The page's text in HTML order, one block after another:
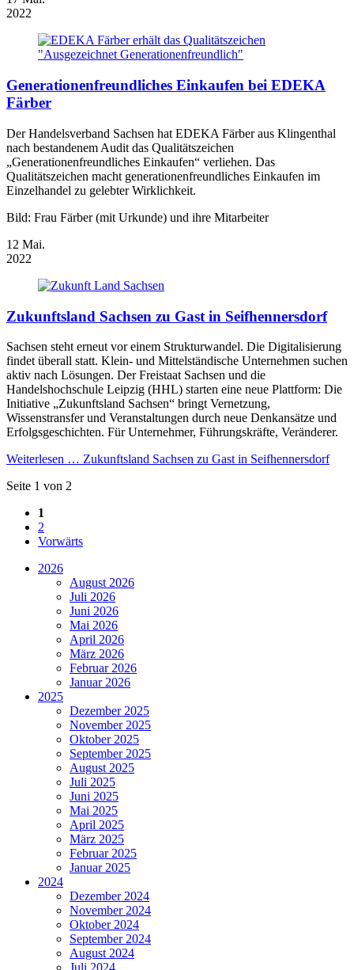
2022
Generationenfreundliches Einkaufen bei EDEKA
Färber
Der Handelsverband Sachsen hat EDEKA Färber aus Klingenthal
nach bestandenem Audit das Qualitätszeichen
„Generationenfreundliches Einkaufen“ verliehen. Das
Qualitätszeichen macht generationenfreundliches Einkaufen im
Einzelhandel zu gelebter Wirklichkeit.
Bild: Frau Färber (mit Urkunde) und ihre Mitarbeiter
12 Mai.
2022
Zukunftsland Sachsen zu Gast in Seifhennersdorf
Sachsen steht erneut vor einem Strukturwandel. Die Digitalisierung
findet überall statt. Klein- und Mittelständische Unternehmen suchen
aktiv nach Lösungen. Der Freistaat Sachsen und die
Handelshochschule Leipzig (HHL) starten eine neue Plattform: Die
Initiative „Zukunftsland Sachsen“ bringt Vernetzung,
Wissenstransfer und Veranstaltungen durch neue Denkansätze und
Erfolgsgeschichten. Für Unternehmer, Führungskräfte, Veränderer.
Weiterlesen … Zukunftsland Sachsen zu Gast in Seifhennersdorf
Seite 1 von 2
1
2
Vorwärts
2026
August 2026
Juli 2026
Juni 2026
Mai 2026
April 2026
März 2026
Februar 2026
Januar 2026
2025
Dezember 2025
November 2025
Oktober 2025
September 2025
August 2025
Juli 2025
Juni 2025
Mai 2025
April 2025
März 2025
Februar 2025
Januar 2025
2024
Dezember 2024
November 2024
Oktober 2024
September 2024
August 2024